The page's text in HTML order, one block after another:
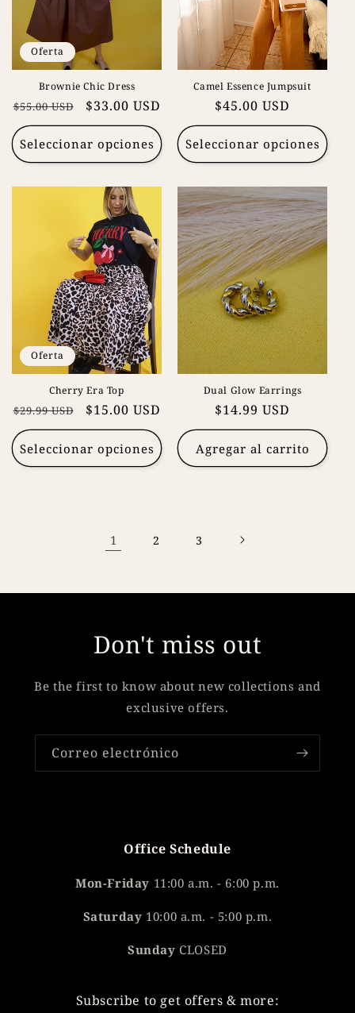
Oferta
Brownie Chic Dress
Precio
habitual
$55.00 USD
Precio
de
oferta
$33.00 USD
Seleccionar opciones
Camel Essence Jumpsuit
Precio
habitual
$45.00 USD
Seleccionar opciones
Oferta
Cherry Era Top
Precio
habitual
$29.99 USD
Precio
de
oferta
$15.00 USD
Seleccionar opciones
Dual Glow Earrings
Precio
habitual
$14.99 USD
Agregar al carrito
1 2 3
Don't miss out
Be the first to know about new collections and
exclusive offers.
Correo electrónico
Office Schedule
Mon-Friday 11:00 a.m. - 6:00 p.m.
Saturday 10:00 a.m. - 5:00 p.m.
Sunday CLOSED
Subscribe to get offers & more: